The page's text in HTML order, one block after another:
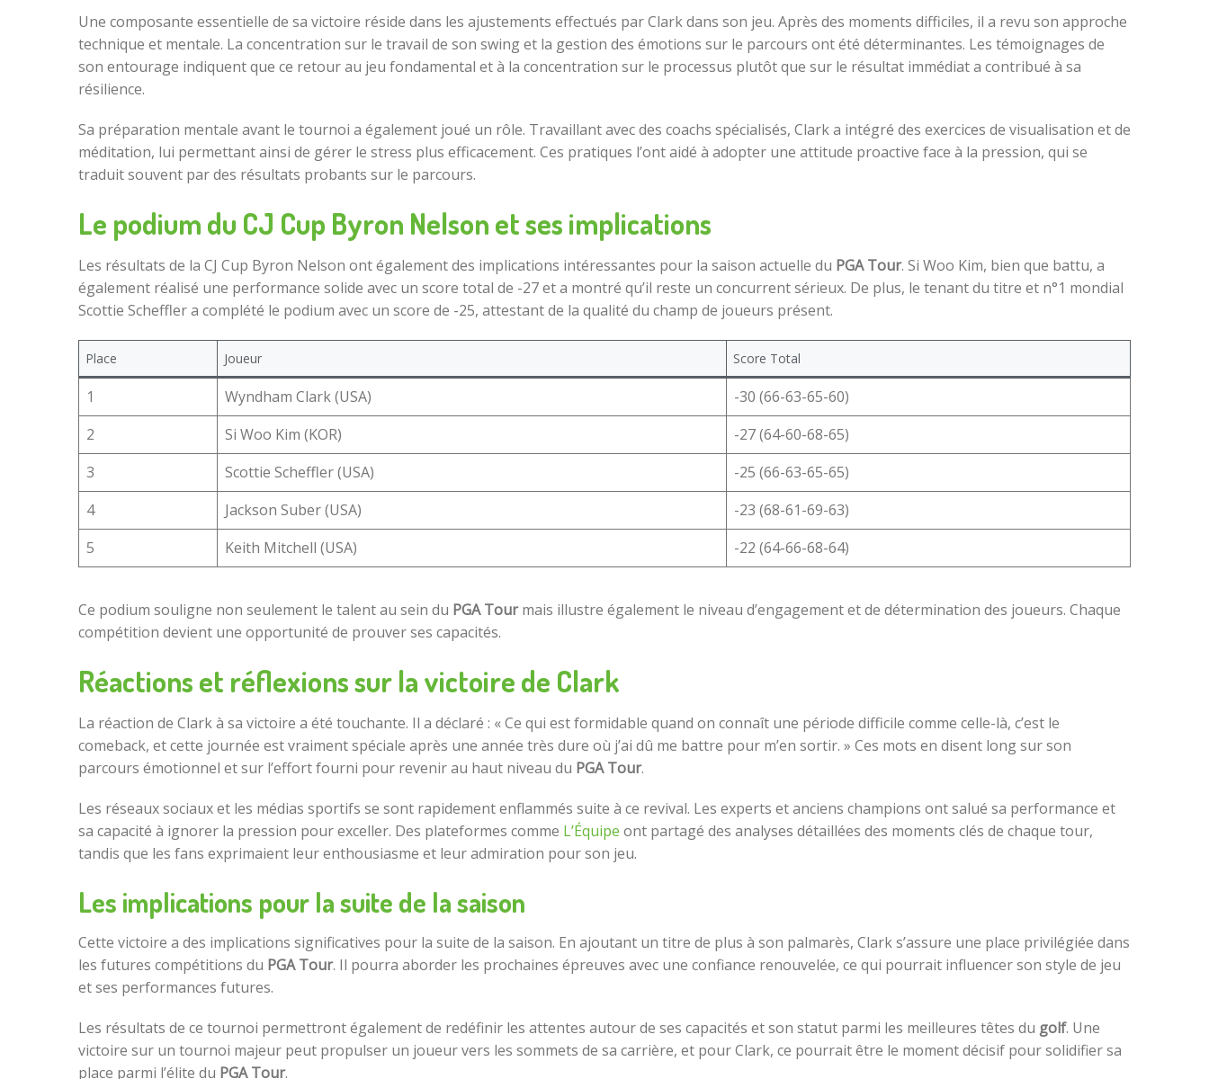
Une composante essentielle de sa victoire réside dans les ajustements effectués par Clark dans son jeu. Après des moments difficiles, il a revu son approche
technique et mentale. La concentration sur le travail de son swing et la gestion des émotions sur le parcours ont été déterminantes. Les témoignages de
son entourage indiquent que ce retour au jeu fondamental et à la concentration sur le processus plutôt que sur le résultat immédiat a contribué à sa
résilience.
Sa préparation mentale avant le tournoi a également joué un rôle. Travaillant avec des coachs spécialisés, Clark a intégré des exercices de visualisation et de
méditation, lui permettant ainsi de gérer le stress plus efficacement. Ces pratiques l’ont aidé à adopter une attitude proactive face à la pression, qui se
traduit souvent par des résultats probants sur le parcours.
Le podium du CJ Cup Byron Nelson et ses implications
Les résultats de la CJ Cup Byron Nelson ont également des implications intéressantes pour la saison actuelle du PGA Tour. Si Woo Kim, bien que battu, a
également réalisé une performance solide avec un score total de -27 et a montré qu’il reste un concurrent sérieux. De plus, le tenant du titre et n°1 mondial
Scottie Scheffler a complété le podium avec un score de -25, attestant de la qualité du champ de joueurs présent.
Place Joueur Score Total
1 Wyndham Clark (USA)
-30 (66-63-65-60)
2
Si Woo Kim (KOR)
-27 (64-60-68-65)
3
Scottie Scheffler (USA)
-25 (66-63-65-65)
4
Jackson Suber (USA)
-23 (68-61-69-63)
5
Keith Mitchell (USA) -22 (64-66-68-64)
Ce podium souligne non seulement le talent au sein du PGA Tourmais illustre également le niveau d’engagement et de détermination des joueurs. Chaque
compétition devient une opportunité de prouver ses capacités.
Réactions et réflexions sur la victoire de Clark
La réaction de Clark à sa victoire a été touchante. Il a déclaré : « Ce qui est formidable quand on connaît une période difficile comme celle-là, c’est le
comeback, et cette journée est vraiment spéciale après une année très dure où j’ai dû me battre pour m’en sortir. » Ces mots en disent long sur son
parcours émotionnel et sur l’effort fourni pour revenir au haut niveau du PGA Tour.
Les réseaux sociaux et les médias sportifs se sont rapidement enflammés suite à ce revival. Les experts et anciens champions ont salué sa performance et
sa capacité à ignorer la pression pour exceller. Des plateformes comme L’Équipe ont partagé des analyses détaillées des moments clés de chaque tour,
tandis que les fans exprimaient leur enthousiasme et leur admiration pour son jeu.
Les implications pour la suite de la saison
Cette victoire a des implications significatives pour la suite de la saison. En ajoutant un titre de plus à son palmarès, Clark s’assure une place privilégiée dans
les futures compétitions du PGA Tour. Il pourra aborder les prochaines épreuves avec une confiance renouvelée, ce qui pourrait influencer son style de jeu
et ses performances futures.
Les résultats de ce tournoi permettront également de redéfinir les attentes autour de ses capacités et son statut parmi les meilleures têtes du golf. Une
victoire sur un tournoi majeur peut propulser un joueur vers les sommets de sa carrière, et pour Clark, ce pourrait être le moment décisif pour solidifier sa
place parmi l’élite du PGA Tour.